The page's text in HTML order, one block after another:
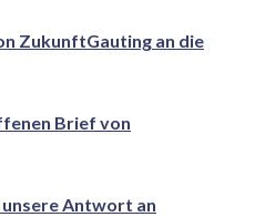
ZukunftGauting an die
Brief von
Antwort an